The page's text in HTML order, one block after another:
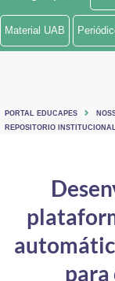
Ministério de Minas e
Ministério do Turismo
Controladoria-Geral da
Ministério da Mulher, da
Material UAB
PORTAL EDUCAPES
REPOSITORIO
para